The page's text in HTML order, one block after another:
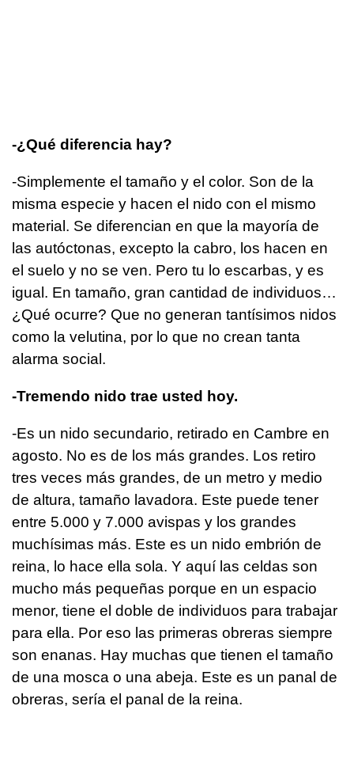
-¿Qué diferencia hay?
-Simplemente el tamaño y el color. Son de la
misma especie y hacen el nido con el mismo
material. Se diferencian en que la mayoría de
las autóctonas, excepto la cabro, los hacen en
el suelo y no se ven. Pero tu lo escarbas, y es
igual. En tamaño, gran cantidad de individuos…
¿Qué ocurre? Que no generan tantísimos nidos
como la velutina, por lo que no crean tanta
alarma social.
-Tremendo nido trae usted hoy.
-Es un nido secundario, retirado en Cambre en
agosto. No es de los más grandes. Los retiro
tres veces más grandes, de un metro y medio
de altura, tamaño lavadora. Este puede tener
entre 5.000 y 7.000 avispas y los grandes
muchísimas más. Este es un nido embrión de
reina, lo hace ella sola. Y aquí las celdas son
mucho más pequeñas porque en un espacio
menor, tiene el doble de individuos para trabajar
para ella. Por eso las primeras obreras siempre
son enanas. Hay muchas que tienen el tamaño
de una mosca o una abeja. Este es un panal de
obreras, sería el panal de la reina.